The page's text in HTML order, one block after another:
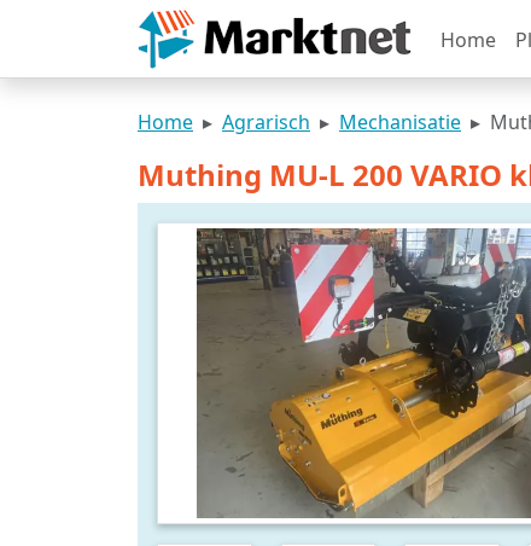
Home
Home Agrarisch Mechanisatie
Muthing MU-L 200 VARIO